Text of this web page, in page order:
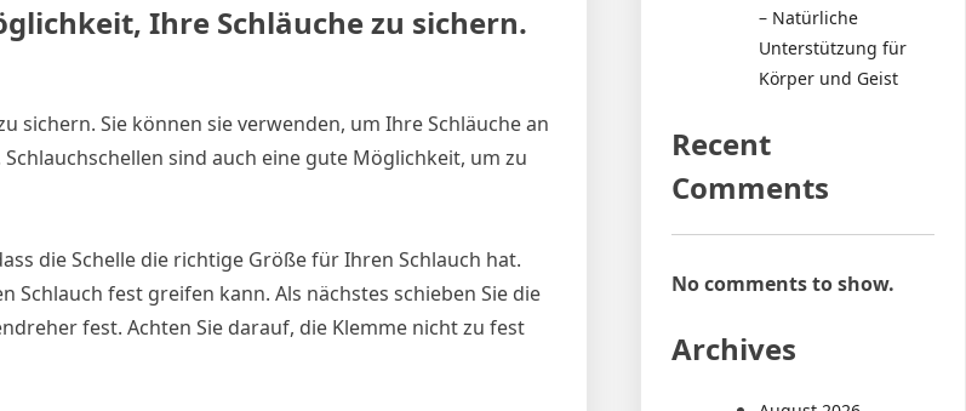
Ihre Schläuche zu sichern.
sichern. Sie können sie verwenden, um Ihre Schläuche an
sind auch eine gute Möglichkeit, um zu
die Schelle die richtige Größe für Ihren Schlauch hat.
Schlauch fest greifen kann. Als nächstes schieben Sie die
fest. Achten Sie darauf, die Klemme nicht zu fest
– Natürliche
Unterstützung für
Körper und Geist
Recent
Comments
No comments to show.
Archives